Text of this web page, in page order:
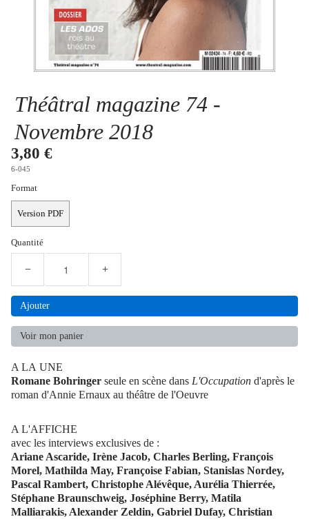
Théâtral magazine 74 -
Novembre 2018
3,80 €
6-045
Format
Version PDF
Quantité
− +
Ajouter
Voir mon panier
A LA UNE
Romane Bohringer seule en scène dans L'Occupation d'après le
roman d'Annie Ernaux au théâtre de l'Oeuvre
A L'AFFICHE
avec les interviews exclusives de :
Ariane Ascaride, Irène Jacob, Charles Berling, François
Morel, Mathilda May, Françoise Fabian, Stanislas Nordey,
Pascal Rambert, Christophe Alévêque, Aurélia Thierrée,
Stéphane Braunschweig, Joséphine Berry, Matila
Malliarakis, Alexander Zeldin, Gabriel Dufay, Christian